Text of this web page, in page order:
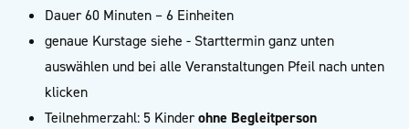
Dauer 60 Minuten – 6 Einheiten
genaue Kurstage siehe - Starttermin ganz unten
auswählen und bei alle Veranstaltungen Pfeil nach unten
klicken
Teilnehmerzahl: 5 Kinderohne Begleitperson